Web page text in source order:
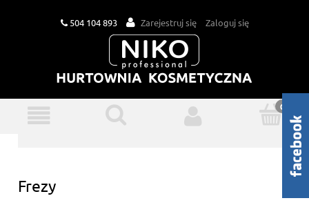
504 104 893 Zarejestruj się Zaloguj się
Frezy